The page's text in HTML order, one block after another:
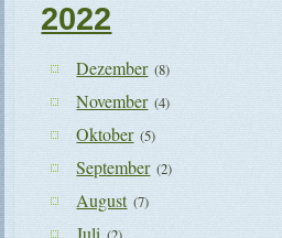
2022
Dezember (8)
November (4)
Oktober (5)
September (2)
August (7)
Juli